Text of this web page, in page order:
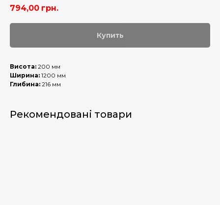
794,00 грн.
Купить
Висота: 200 мм
Ширина: 1200 мм
Глибина: 216 мм
Рекомендовані товари